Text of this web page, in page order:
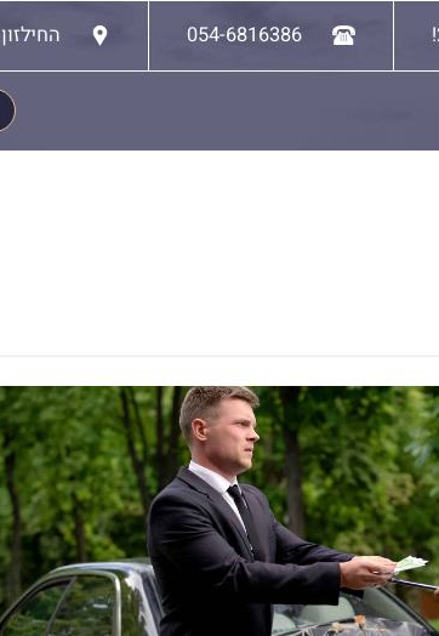
054-6816386 החילזון 5, קומה 5, מתחם הבורסה ר''ג